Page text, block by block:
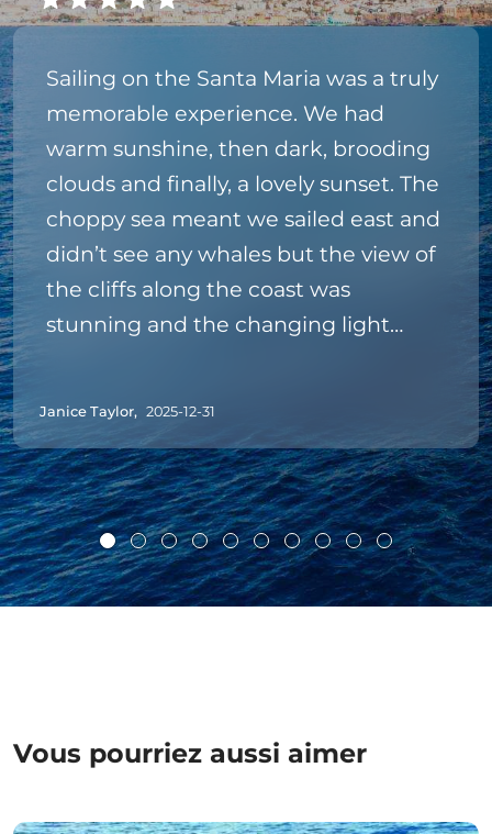
Sailing on the Santa Maria was a truly
memorable experience. We had
warm sunshine, then dark, brooding
clouds and finally, a lovely sunset. The
choppy sea meant we sailed east and
didn’t see any whales but the view of
the cliffs along the coast was
stunning and the changing light
flights made for an interesting sight.
The Madeira and Bolo de Mel were
very welcome and sailing into
Funchal in the sunset was beautiful.
Thanks to the excellent crew.
Janice Taylor, 2025-12-31
Vous pourriez aussi aimer